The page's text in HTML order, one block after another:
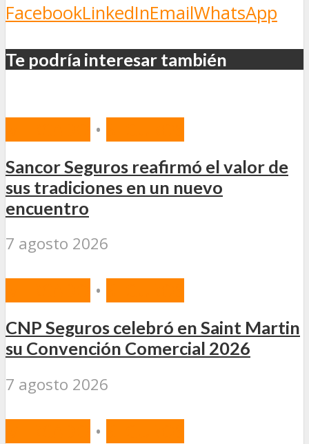
FacebookLinkedInEmailWhatsApp
Te podría interesar también
•
Sancor Seguros reafirmó el valor de
sus tradiciones en un nuevo
encuentro
7 agosto 2026
•
CNP Seguros celebró en Saint Martin
su Convención Comercial 2026
7 agosto 2026
•